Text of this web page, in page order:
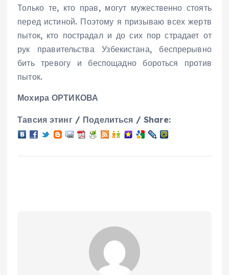
Только те, кто прав, могут мужественно стоять
перед истиной. Поэтому я призываю всех жертв
пыток, кто пострадал и до сих пор страдает от
рук правительства Узбекистана, беспрерывно
бить тревогу и беспощадно бороться против
пыток.
Мохира ОРТИКОВА
Тавсия этинг / Поделиться / Share: